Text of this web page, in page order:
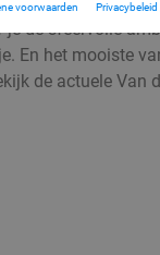
voorwaarden Privacybeleid
de sfeervolle
En het mooiste
de actuele Van